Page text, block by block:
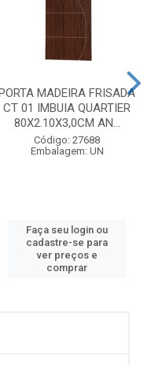
MADEIRA FRISADA
CT 01 IMBUIA QUARTIER
80X2.10X3,0CM AN...
Código: 27688
Embalagem: UN
Faça seu login ou
cadastre-se para
ver preços e
comprar